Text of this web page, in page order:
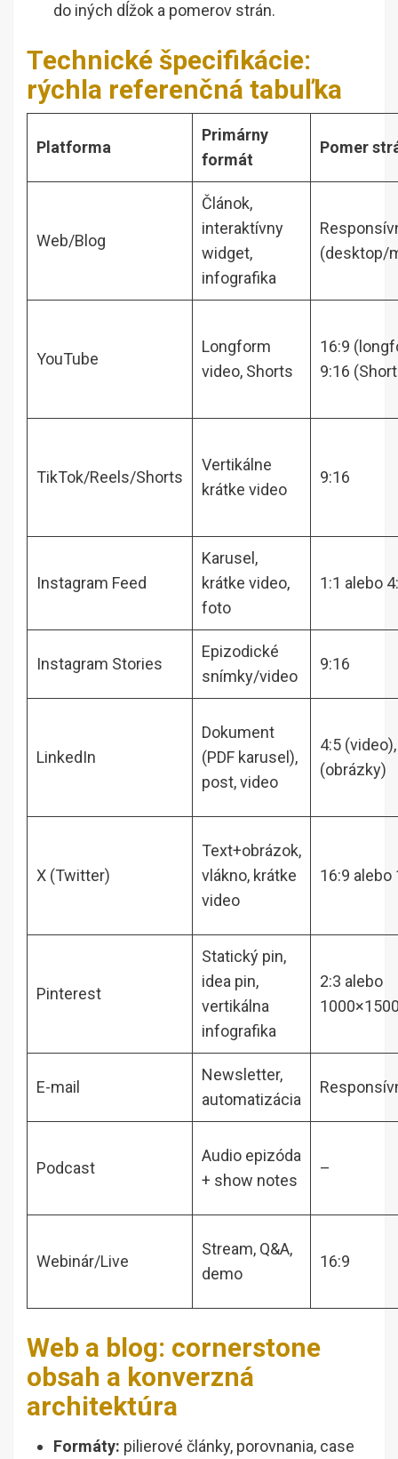
do iných dĺžok a pomerov strán.
Technické špecifikácie:
rýchla referenčná tabuľka
Platforma
Primárny
formát
Pomer
Web/Blog
Článok,
interaktívny
widget,
infografika
(desktop/
YouTube
Longform
video, Shorts
16:9
9:16
TikTok/Reels/Shorts
Vertikálne
krátke video
9:16
Instagram Feed
Karusel,
krátke video,
foto
1:1 alebo
Instagram Stories
Epizodické
snímky/video
9:16
LinkedIn
Dokument
(PDF karusel),
post, video
4:5
(obrázky)
X (Twitter)
Text+obrázok,
vlákno, krátke
video
16:9 alebo
Pinterest
Statický pin,
idea pin,
vertikálna
infografika
2:3 alebo
E-mail
Newsletter,
automatizácia
Podcast
Audio epizóda
+ show notes
–
Webinár/Live
Stream, Q&A,
demo
16:9
Web a blog: cornerstone
obsah a konverzná
architektúra
Formáty: pilierové články, porovnania, case